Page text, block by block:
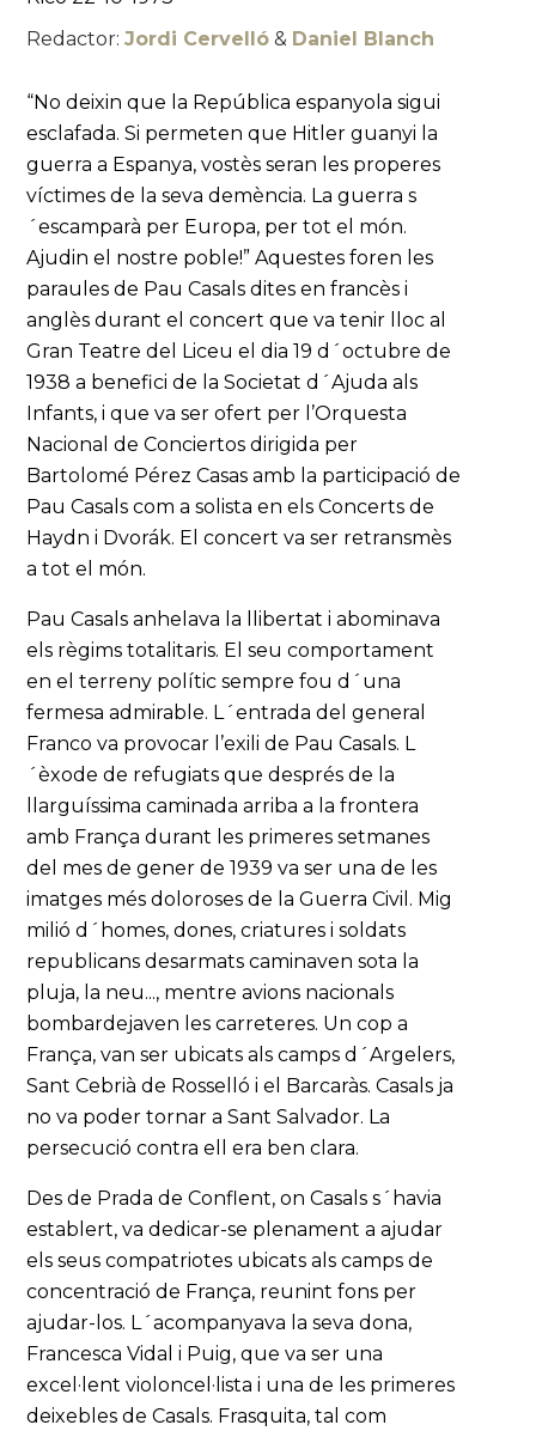
Redactor:Jordi Cervelló & Daniel Blanch
“No deixin que la República espanyola sigui
esclafada. Si permeten que Hitler guanyi la
guerra a Espanya, vostès seran les properes
víctimes de la seva demència. La guerra s
´escamparà per Europa, per tot el món.
Ajudin el nostre poble!” Aquestes foren les
paraules de Pau Casals dites en francès i
anglès durant el concert que va tenir lloc al
Gran Teatre del Liceu el dia 19 d´octubre de
1938 a benefici de la Societat d´Ajuda als
Infants, i que va ser ofert per l’Orquesta
Nacional de Conciertos dirigida per
Bartolomé Pérez Casas amb la participació de
Pau Casals com a solista en els Concerts de
Haydn i Dvorák. El concert va ser retransmès
a tot el món.
Pau Casals anhelava la llibertat i abominava
els règims totalitaris. El seu comportament
en el terreny polític sempre fou d´una
fermesa admirable. L´entrada del general
Franco va provocar l’exili de Pau Casals. L
´èxode de refugiats que després de la
llarguíssima caminada arriba a la frontera
amb França durant les primeres setmanes
del mes de gener de 1939 va ser una de les
imatges més doloroses de la Guerra Civil. Mig
milió d´homes, dones, criatures i soldats
republicans desarmats caminaven sota la
pluja, la neu..., mentre avions nacionals
bombardejaven les carreteres. Un cop a
França, van ser ubicats als camps d´Argelers,
Sant Cebrià de Rosselló i el Barcaràs. Casals ja
no va poder tornar a Sant Salvador. La
persecució contra ell era ben clara.
Des de Prada de Conflent, on Casals s´havia
establert, va dedicar-se plenament a ajudar
els seus compatriotes ubicats als camps de
concentració de França, reunint fons per
ajudar-los. L´acompanyava la seva dona,
Francesca Vidal i Puig, que va ser una
excel·lent violoncel·lista i una de les primeres
deixebles de Casals. Frasquita, tal com